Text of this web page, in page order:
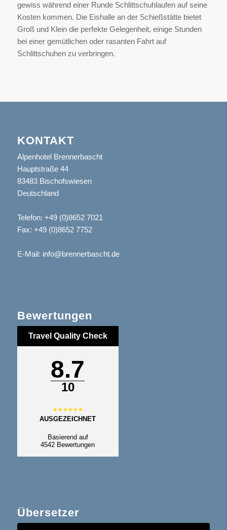
gewiss während einer Runde Schlittschuhlaufen auf seine
Kosten kommen. Die Eishalle an der Schießstätte bietet
Groß und Klein die perfekte Gelegenheit, einige Stunden
bei einer gemütlichen oder rasanten Fahrt auf
Schlittschuhen zu verbringen.
KONTAKT
Alpenhotel Brennerbascht
Hauptstraße 44
83483 Bischofswiesen
Deutschland
Telefon: +49 (0)8652 7021
Fax: +49 (0)8652 7752
E-Mail: info@brennerbascht.de
Bewertungen
8.7
10
AUSGEZEICHNET
Basierend auf
4542 Bewertungen
Travel Quality Check
Übersetzer